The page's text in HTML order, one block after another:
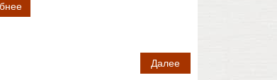
Далее